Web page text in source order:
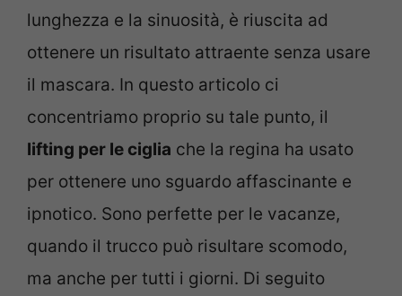
lunghezza e la sinuosità, è riuscita ad
ottenere un risultato attraente senza usare
il mascara. In questo articolo ci
concentriamo proprio su tale punto, il
lifting per le ciglia che la regina ha usato
per ottenere uno sguardo affascinante e
ipnotico. Sono perfette per le vacanze,
quando il trucco può risultare scomodo,
ma anche per tutti i giorni. Di seguito